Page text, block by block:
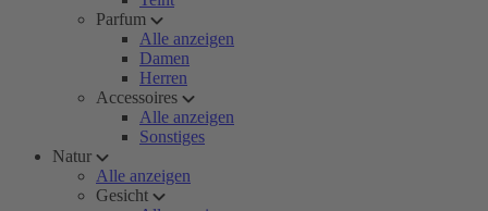
Parfum
Alle anzeigen
Damen
Herren
Accessoires
Alle anzeigen
Sonstiges
Natur
Alle anzeigen
Gesicht